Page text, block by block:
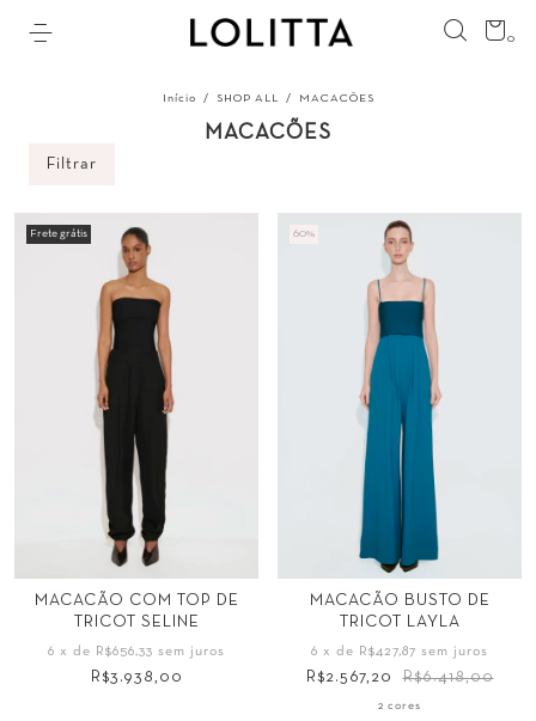
0
Início / SHOP ALL / MACACÕES
MACACÕES
Filtrar
Frete grátis
Tamanho
36 38 40
MACACÃO COM TOP DE
TRICOT SELINE
6 x de R$656,33 sem juros
R$3.938,00
60%
Tamanho
36 38 40
44
MACACÃO BUSTO DE
TRICOT LAYLA
6 x de R$427,87 sem juros
R$2.567,20 R$6.418,00
2 cores